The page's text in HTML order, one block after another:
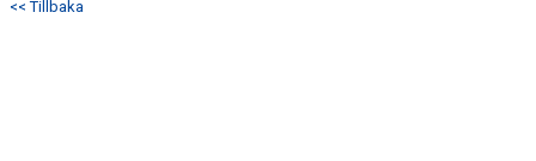
<< Tillbaka